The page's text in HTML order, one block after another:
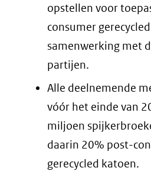
opstellen voor
consumer
samenwerking met
partijen.
Alle deelnemende
vóór het einde van
miljoen
daarin 20% post-
gerecycled katoen.